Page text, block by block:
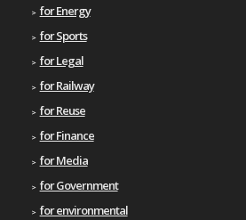
for Energy
for Sports
for Legal
for Railway
for Reuse
for Finance
for Media
for Government
for environmental